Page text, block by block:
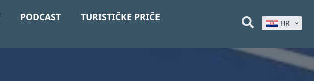
PODCAST
TURISTIČKE PRIČE
HR